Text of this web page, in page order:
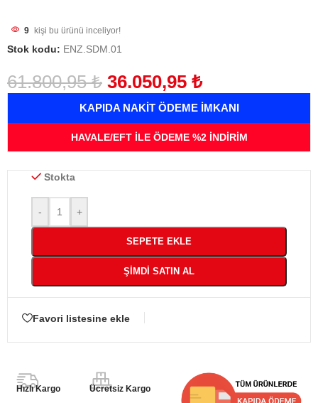
9 kişi bu ürünü inceliyor!
Stok kodu: ENZ.SDM.01
61.800,95₺ 36.050,95 ₺
KAPIDA NAKİT ÖDEME İMKANI
HAVALE/EFT İLE ÖDEME %2 İNDİRİM
Stokta
- +
SEPETE EKLE
ŞIMDI SATIN AL
Favori listesine ekle
Hızlı Kargo Ücretsiz Kargo